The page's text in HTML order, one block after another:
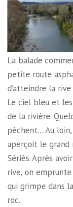
La balade
petite route
d’atteindre la
Le ciel bleu et
de la rivière.
pèchent… Au
aperçoit le grand
Sériès. Après
rive, on
qui grimpe dans
roc.